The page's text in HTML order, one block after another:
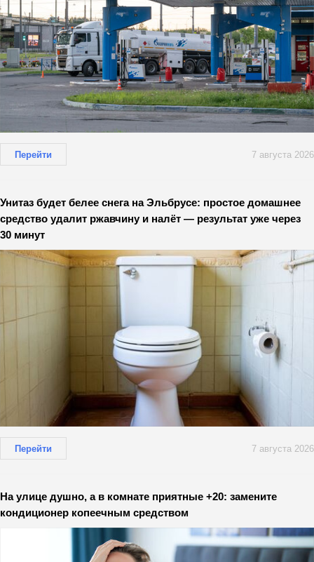
Перейти 7 августа 2026
Унитаз будет белее снега на Эльбрусе: простое домашнее
средство удалит ржавчину и налёт — результат уже через
30 минут
Перейти 7 августа 2026
На улице душно, а в комнате приятные +20: замените
кондиционер копеечным средством